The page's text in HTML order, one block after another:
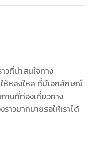
วที่น่าสนใจทาง
ห้หลงใหล ที่มีเอกลักษณ์
านที่ท่องเที่ยวทาง
าวมากมายรอให้เราได้
ดิ์สิทธิ์ของชาวลาว คำ